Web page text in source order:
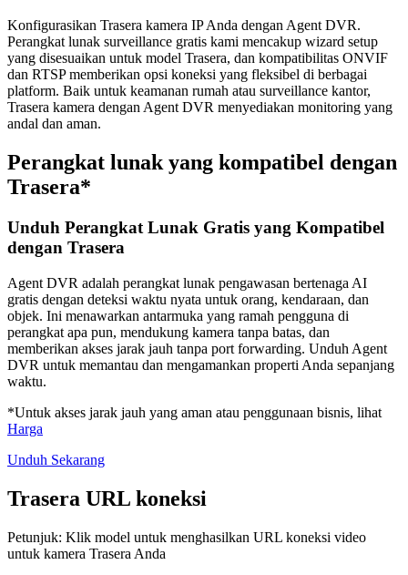
Konfigurasikan Trasera kamera IP Anda dengan Agent DVR.
Perangkat lunak surveillance gratis kami mencakup wizard setup
yang disesuaikan untuk model Trasera, dan kompatibilitas ONVIF
dan RTSP memberikan opsi koneksi yang fleksibel di berbagai
platform. Baik untuk keamanan rumah atau surveillance kantor,
Trasera kamera dengan Agent DVR menyediakan monitoring yang
andal dan aman.
Perangkat lunak yang kompatibel dengan
Trasera*
Unduh Perangkat Lunak Gratis yang Kompatibel
dengan Trasera
Agent DVR adalah perangkat lunak pengawasan bertenaga AI
gratis dengan deteksi waktu nyata untuk orang, kendaraan, dan
objek. Ini menawarkan antarmuka yang ramah pengguna di
perangkat apa pun, mendukung kamera tanpa batas, dan
memberikan akses jarak jauh tanpa port forwarding. Unduh Agent
DVR untuk memantau dan mengamankan properti Anda sepanjang
waktu.
*Untuk akses jarak jauh yang aman atau penggunaan bisnis, lihat
Harga
Unduh Sekarang
Trasera URL koneksi
Petunjuk: Klik model untuk menghasilkan URL koneksi video
untuk kamera Trasera Anda